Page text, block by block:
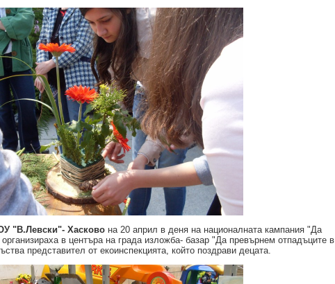
"В.Левски"- Хасково на 20 април в деня на националната кампания "Да
в центъра на града изложба- базар "Да превърнем отпадъците в
представител от екоинспекцията, който поздрави децата.